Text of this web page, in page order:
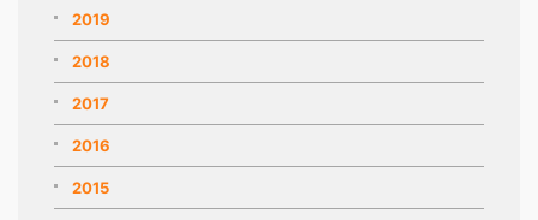
2019
2018
2017
2016
2015